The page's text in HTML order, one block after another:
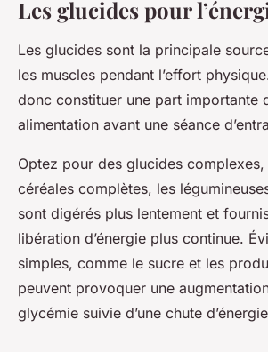
Les glucides pour
Les glucides sont la principale
les muscles pendant l’effort
donc constituer une part importante
alimentation avant une séance
Optez pour des glucides
céréales complètes, les
sont digérés plus lentement et
libération d’énergie plus continue.
simples, comme le sucre et les
peuvent provoquer une
glycémie suivie d’une chute